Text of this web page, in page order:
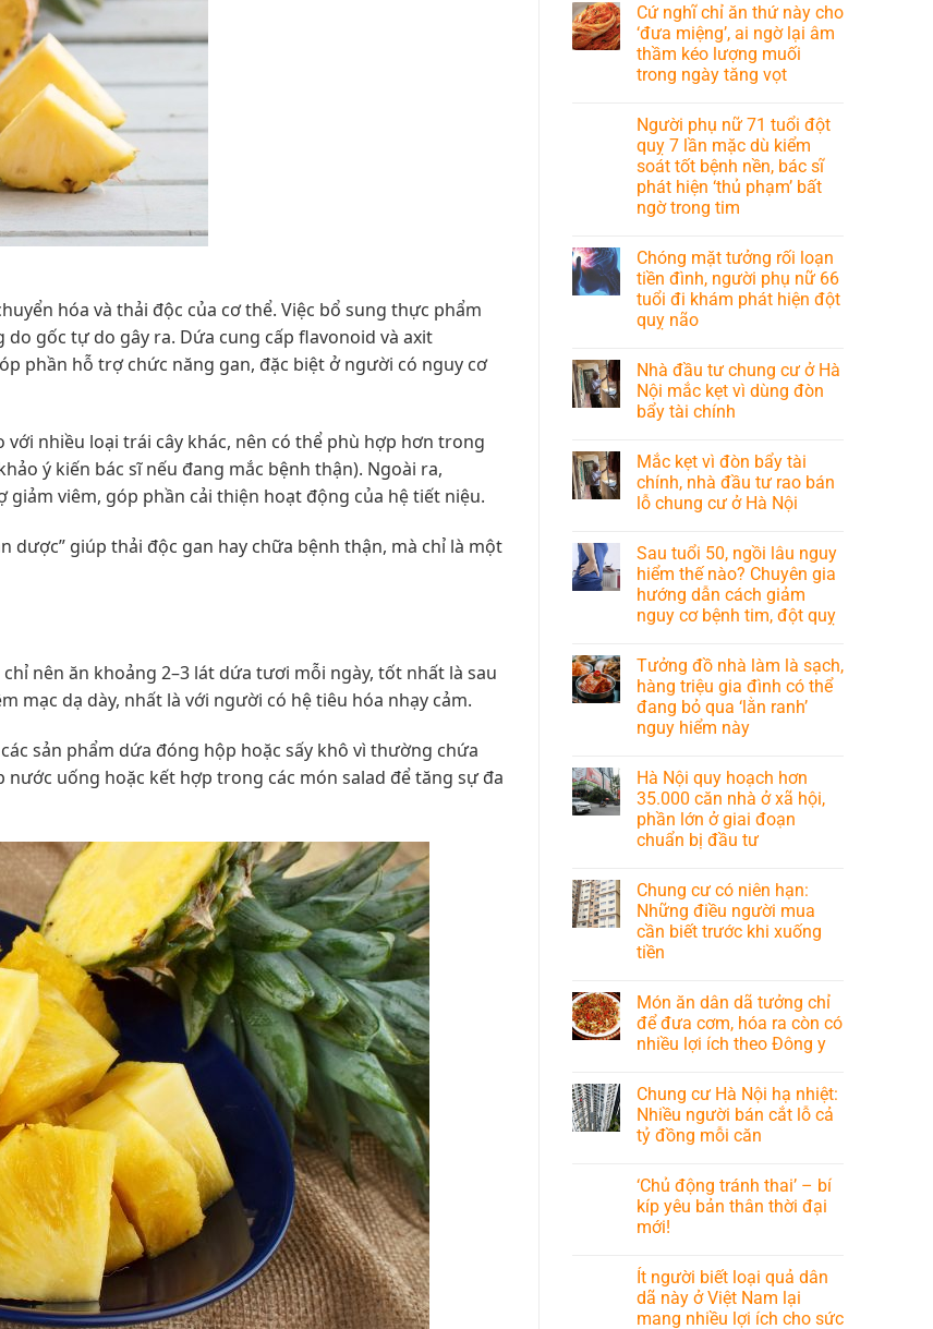
hóa và thải độc của cơ thể. Việc bổ sung thực phẩm
gốc tự do gây ra. Dứa cung cấp flavonoid và axit
phần hỗ trợ chức năng gan, đặc biệt ở người có nguy cơ
nhiều loại trái cây khác, nên có thể phù hợp hơn trong
ý kiến bác sĩ nếu đang mắc bệnh thận). Ngoài ra,
viêm, góp phần cải thiện hoạt động của hệ tiết niệu.
dược” giúp thải độc gan hay chữa bệnh thận, mà chỉ là một
nên ăn khoảng 2–3 lát dứa tươi mỗi ngày, tốt nhất là sau
mạc dạ dày, nhất là với người có hệ tiêu hóa nhạy cảm.
sản phẩm dứa đóng hộp hoặc sấy khô vì thường chứa
uống hoặc kết hợp trong các món salad để tăng sự đa
Cứ nghĩ chỉ ăn thứ này cho
‘đưa miệng’, ai ngờ lại âm
thầm kéo lượng muối
trong ngày tăng vọt
Người phụ nữ 71 tuổi đột
quỵ 7 lần mặc dù kiểm
soát tốt bệnh nền, bác sĩ
phát hiện ‘thủ phạm’ bất
ngờ trong tim
Chóng mặt tưởng rối loạn
tiền đình, người phụ nữ 66
tuổi đi khám phát hiện đột
quỵ não
Nhà đầu tư chung cư ở Hà
Nội mắc kẹt vì dùng đòn
bẩy tài chính
Mắc kẹt vì đòn bẩy tài
chính, nhà đầu tư rao bán
lỗ chung cư ở Hà Nội
Sau tuổi 50, ngồi lâu nguy
hiểm thế nào? Chuyên gia
hướng dẫn cách giảm
nguy cơ bệnh tim, đột quỵ
Tưởng đồ nhà làm là sạch,
hàng triệu gia đình có thể
đang bỏ qua ‘lằn ranh’
nguy hiểm này
Hà Nội quy hoạch hơn
35.000 căn nhà ở xã hội,
phần lớn ở giai đoạn
chuẩn bị đầu tư
Chung cư có niên hạn:
Những điều người mua
cần biết trước khi xuống
tiền
Món ăn dân dã tưởng chỉ
để đưa cơm, hóa ra còn có
nhiều lợi ích theo Đông y
Chung cư Hà Nội hạ nhiệt:
Nhiều người bán cắt lỗ cả
tỷ đồng mỗi căn
‘Chủ động tránh thai’ – bí
kíp yêu bản thân thời đại
mới!
Ít người biết loại quả dân
dã này ở Việt Nam lại
mang nhiều lợi ích cho sức